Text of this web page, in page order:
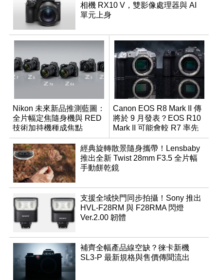
相機 RX10 V，雙影像處理器與 AI
單元上身
Nikon 未來新品推測藍圖：
全片幅定焦隨身機與 RED
技術加持機種成焦點
Canon EOS R8 Mark II 傳
將於 9 月發表？EOS R10
Mark II 可能會較 R7 率先
推出
經典旋轉散景隨身攜帶！Lensbaby
推出全新 Twist 28mm F3.5 全片幅
手動餅乾鏡
支援全域快門同步拍攝！Sony 推出
HVL-F28RM 與 F28RMA 閃燈
Ver.2.00 韌體
補齊全幅產品線空缺？徠卡新機
SL3-P 最新規格與售價傳聞流出